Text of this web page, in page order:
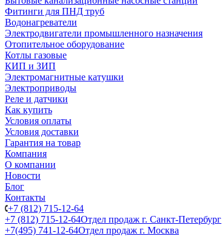
Фитинги для ПНД труб
Водонагреватели
Электродвигатели промышленного назначения
Отопительное оборудование
Котлы газовые
КИП и ЗИП
Электромагнитные катушки
Электроприводы
Реле и датчики
Как купить
Условия оплаты
Условия доставки
Гарантия на товар
Компания
О компании
Новости
Блог
Контакты
+7 (812) 715-12-64
+7 (812) 715-12-64Отдел продаж г. Санкт-Петербург
+7(495) 741-12-64Отдел продаж г. Москва